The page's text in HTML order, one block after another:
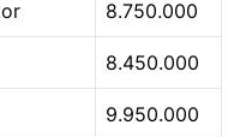
8.750.000
8.450.000
9.950.000